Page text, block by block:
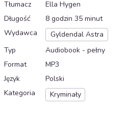
Tłumacz
Ella Hygen
Długość
8 godzin 35 minut
Wydawca
Gyldendal Astra
Typ
Audiobook - pełny
Format
MP3
Język
Polski
Kategoria
Kryminały